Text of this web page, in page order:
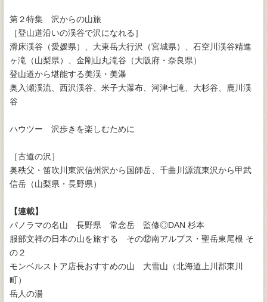
第２特集 沢からの山旅
［登山道沿いの渓谷で沢になれる］
滑床渓谷（愛媛県）、大東岳大行沢（宮城県）、石空川渓谷精進
ヶ滝（山梨県）、金剛山丸滝谷（大阪府・奈良県）
登山道から堪能する美渓・美瀑
奥入瀬渓流、西沢渓谷、米子大瀑布、河津七滝、大杉谷、鹿川渓
谷
ハウツー 沢歩きを楽しむために
［古道の沢］
奥秩父・笛吹川東沢信州沢から国師岳、千曲川源流東沢から甲武
信岳（山梨県・長野県）
【連載】
パノラマの名山 長野県 常念岳 監修◎DAN 杉本
服部文祥の日本の山を旅する その⑫南アルプス・聖岳東尾根 そ
の２
モンベルストア店長おすすめの山 大雪山（北海道上川郡東川
町）
岳人の湯